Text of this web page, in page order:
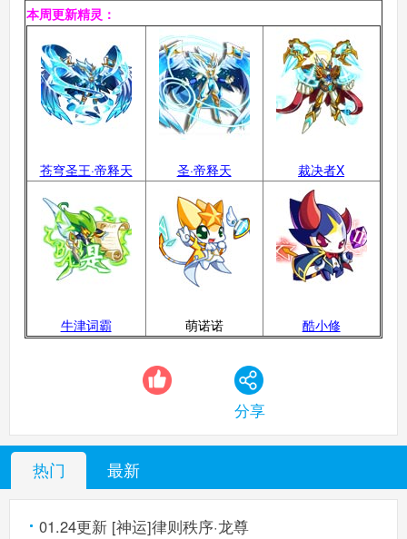
本周更新精灵：
苍穹圣王·帝释天 圣·帝释天 裁决者X
牛津词霸 萌诺诺 酷小修
分享
热门 最新
01.24更新 [神运]律则秩序·龙尊